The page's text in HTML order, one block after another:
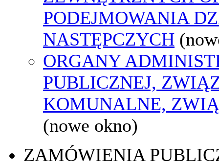
PODEJMOWANIA
NASTĘPCZYCH
ORGANY
PUBLICZNEJ,
KOMUNALNE,
(nowe okno)
ZAMÓWIENIA